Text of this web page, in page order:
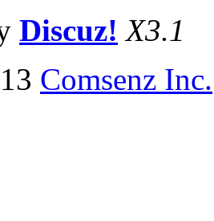
Discuz! X3.1
Comsenz Inc.